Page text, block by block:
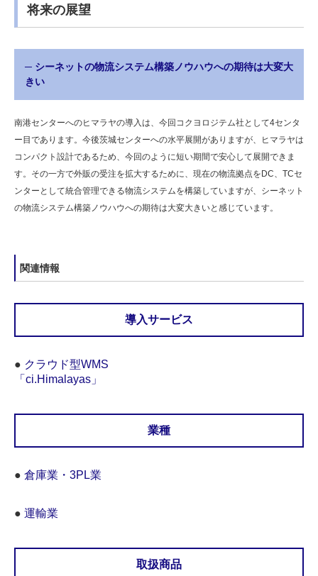
将来の展望
─ シーネットの物流システム構築ノウハウへの期待は大変大
きい
南港センターへのヒマラヤの導入は、今回コクヨロジテム社として4センタ
ー目であります。今後茨城センターへの水平展開がありますが、ヒマラヤは
コンパクト設計であるため、今回のように短い期間で安心して展開できま
す。その一方で外販の受注を拡大するために、現在の物流拠点をDC、TCセ
ンターとして統合管理できる物流システムを構築していますが、シーネット
の物流システム構築ノウハウへの期待は大変大きいと感じています。
関連情報
導入サービス
● クラウド型WMS
「ci.Himalayas」
業種
● 倉庫業・3PL業
● 運輸業
取扱商品